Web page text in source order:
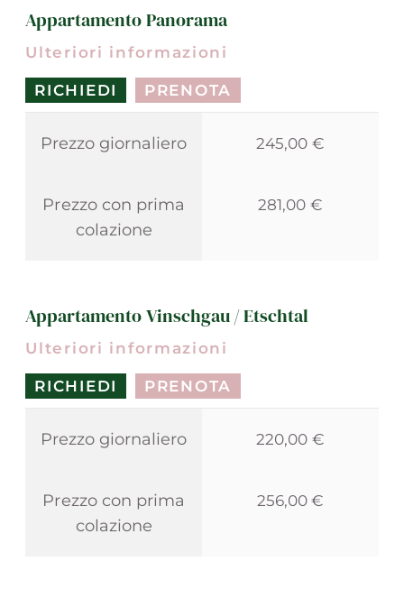
Appartamento Panorama
Ulteriori informazioni
RICHIEDI
PRENOTA
Prezzo giornaliero 245,00 €
Prezzo con prima
colazione
281,00 €
Appartamento Vinschgau / Etschtal
Ulteriori informazioni
RICHIEDI
PRENOTA
Prezzo giornaliero 220,00 €
Prezzo con prima
colazione
256,00 €